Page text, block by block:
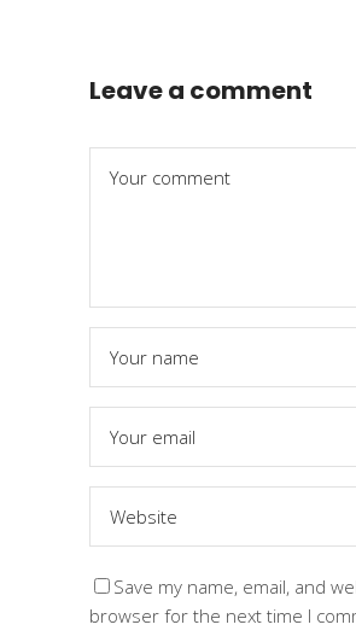
Leave a comment
Save my name, email, and
browser for the next time I